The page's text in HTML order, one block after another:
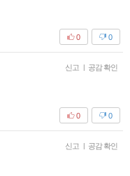
0
0
신고 | 공감 확인
0
0
신고 | 공감 확인